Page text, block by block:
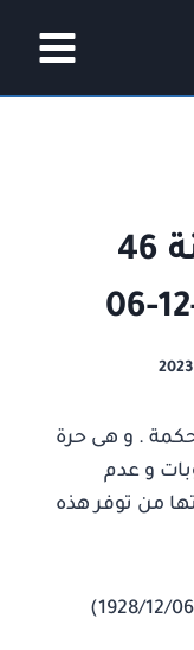
الطعن رقم 54 لسنة 46
. و هى حرة
العقوبات و عدم
من توفر هذه